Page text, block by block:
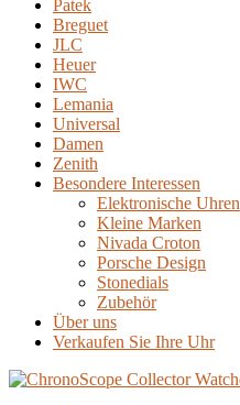
Patek
Breguet
JLC
Heuer
IWC
Lemania
Universal
Damen
Zenith
Besondere Interessen
Elektronische Uhren
Kleine Marken
Nivada Croton
Porsche Design
Stonedials
Zubehör
Über uns
Verkaufen Sie Ihre Uhr